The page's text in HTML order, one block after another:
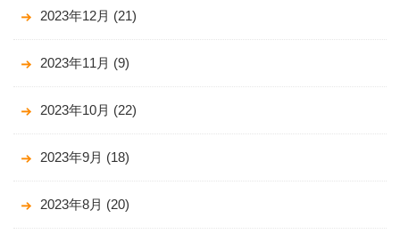
2023年12月 (21)
2023年11月 (9)
2023年10月 (22)
2023年9月 (18)
2023年8月 (20)